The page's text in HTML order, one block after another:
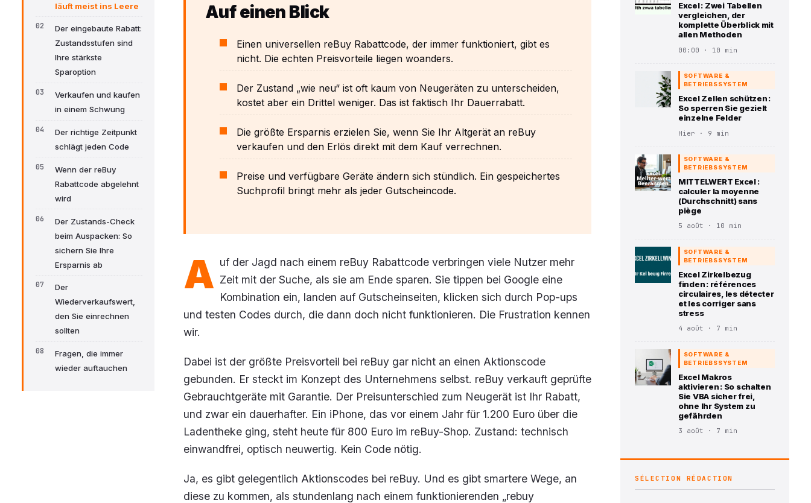
läuft meist ins Leere
Der eingebaute Rabatt:
Zustandsstufen sind
Ihre stärkste
Sparoption
Verkaufen und kaufen
in einem Schwung
Der richtige Zeitpunkt
schlägt jeden Code
Wenn der reBuy
Rabattcode abgelehnt
wird
Der Zustands-Check
beim Auspacken: So
sichern Sie Ihre
Ersparnis ab
Der
Wiederverkaufswert,
den Sie einrechnen
sollten
Fragen, die immer
wieder auftauchen
Auf einen Blick
Einen universellen reBuy Rabattcode, der immer funktioniert, gibt es
nicht. Die echten Preisvorteile liegen woanders.
Der Zustand „wie neu“ ist oft kaum von Neugeräten zu unterscheiden,
kostet aber ein Drittel weniger. Das ist faktisch Ihr Dauerrabatt.
Die größte Ersparnis erzielen Sie, wenn Sie Ihr Altgerät an reBuy
verkaufen und den Erlös direkt mit dem Kauf verrechnen.
Preise und verfügbare Geräte ändern sich stündlich. Ein gespeichertes
Suchprofil bringt mehr als jeder Gutscheincode.
A uf der Jagd nach einem reBuy Rabattcode verbringen viele Nutzer mehr
Zeit mit der Suche, als sie am Ende sparen. Sie tippen bei Google eine
Kombination ein, landen auf Gutscheinseiten, klicken sich durch Pop-ups
und testen Codes durch, die dann doch nicht funktionieren. Die Frustration kennen
wir.
Dabei ist der größte Preisvorteil bei reBuy gar nicht an einen Aktionscode
gebunden. Er steckt im Konzept des Unternehmens selbst. reBuy verkauft geprüfte
Gebrauchtgeräte mit Garantie. Der Preisunterschied zum Neugerät ist Ihr Rabatt,
und zwar ein dauerhafter. Ein iPhone, das vor einem Jahr für 1.200 Euro über die
Ladentheke ging, steht heute für 800 Euro im reBuy-Shop. Zustand: technisch
einwandfrei, optisch neuwertig. Kein Code nötig.
Ja, es gibt gelegentlich Aktionscodes bei reBuy. Und es gibt smartere Wege, an
diese zu kommen, als stundenlang nach einem funktionierenden „rebuy
Excel : Zwei Tabellen
vergleichen, der
komplette Überblick mit
allen Methoden
00:00 · 10 min
SOFTWARE &
BETRIEBSSYSTEM
Excel Zellen schützen :
So sperren Sie gezielt
einzelne Felder
Hier · 9 min
SOFTWARE &
BETRIEBSSYSTEM
MITTELWERT Excel :
calculer la moyenne
(Durchschnitt) sans
piège
5 août · 10 min
SOFTWARE &
BETRIEBSSYSTEM
Excel Zirkelbezug
finden : références
circulaires, les détecter
et les corriger sans
stress
4 août · 7 min
SOFTWARE &
BETRIEBSSYSTEM
Excel Makros
aktivieren : So schalten
Sie VBA sicher frei,
ohne Ihr System zu
gefährden
3 août · 7 min
SÉLECTION RÉDACTION